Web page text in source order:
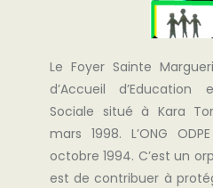
Le Foyer Sainte
d’Accueil
Sociale situé à Kara
mars 1998. L’ONG
octobre 1994. C’est un
est de contribuer à